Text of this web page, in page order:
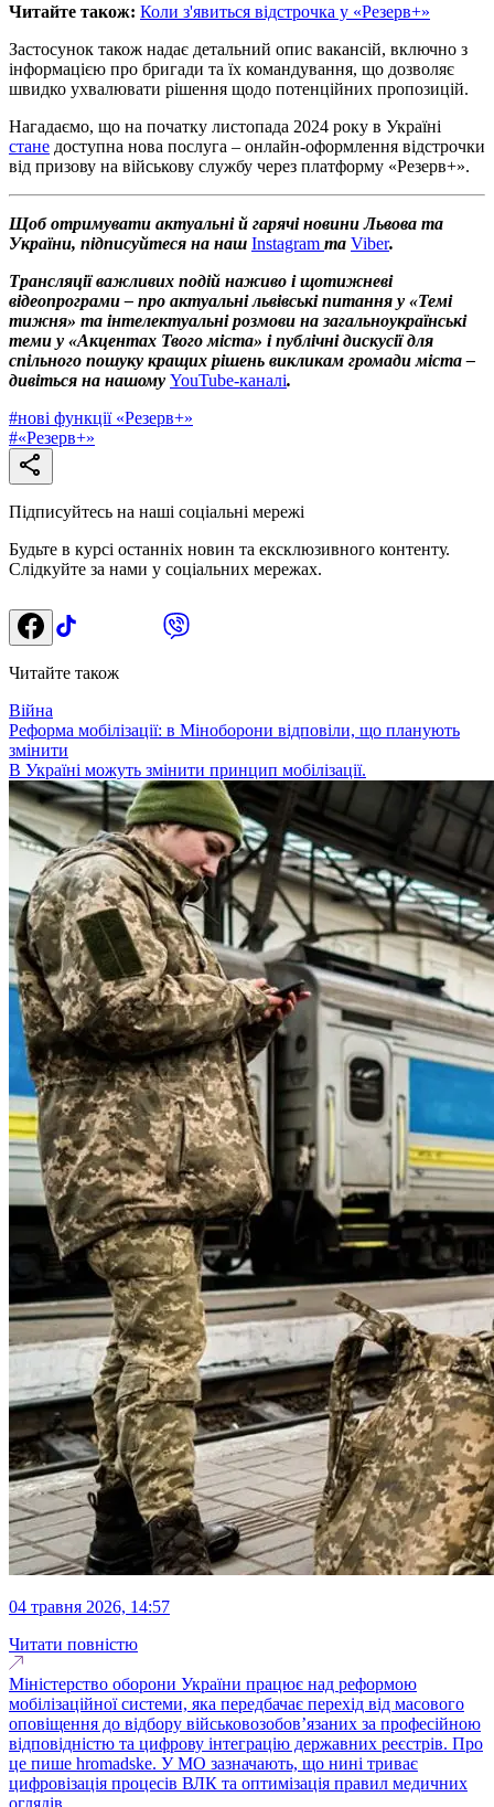
Читайте також: Коли з'явиться відстрочка у «Резерв+»
Застосунок також надає детальний опис вакансій, включно з
інформацією про бригади та їх командування, що дозволяє
швидко ухвалювати рішення щодо потенційних пропозицій.
Нагадаємо, що на початку листопада 2024 року в Україні
стане доступна нова послуга – онлайн-оформлення відстрочки
від призову на військову службу через платформу «Резерв+».
Щоб отримувати актуальні й гарячі новини Львова та
України, підписуйтеся на наш Instagram та Viber.
Трансляції важливих подій наживо і щотижневі
відеопрограми – про актуальні львівські питання у «Темі
тижня» та інтелектуальні розмови на загальноукраїнські
теми у «Акцентах Твого міста» і публічні дискусії для
спільного пошуку кращих рішень викликам громади міста –
дивіться на нашому YouTube-каналі.
#нові функції «Резерв+»
#«Резерв+»
Підписуйтесь на наші соціальні мережі
Будьте в курсі останніх новин та ексклюзивного контенту.
Слідкуйте за нами у соціальних мережах.
Читайте також
Війна
Реформа мобілізації: в Міноборони відповіли, що планують
змінити
В Україні можуть змінити принцип мобілізації.
04 травня 2026, 14:57
Читати повністю
Міністерство оборони України працює над реформою
мобілізаційної системи, яка передбачає перехід від масового
оповіщення до відбору військовозобов’язаних за професійною
відповідністю та цифрову інтеграцію державних реєстрів. Про
це пише hromadske. У МО зазначають, що нині триває
цифровізація процесів ВЛК та оптимізація правил медичних
оглядів...